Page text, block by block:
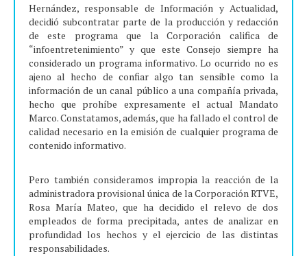
Hernández, responsable de Información y Actualidad,
decidió subcontratar parte de la producción y redacción
de este programa que la Corporación califica de
“infoentretenimiento” y que este Consejo siempre ha
considerado un programa informativo. Lo ocurrido no es
ajeno al hecho de confiar algo tan sensible como la
información de un canal público a una compañía privada,
hecho que prohíbe expresamente el actual Mandato
Marco. Constatamos, además, que ha fallado el control de
calidad necesario en la emisión de cualquier programa de
contenido informativo.
Pero también consideramos impropia la reacción de la
administradora provisional única de la Corporación RTVE,
Rosa María Mateo, que ha decidido el relevo de dos
empleados de forma precipitada, antes de analizar en
profundidad los hechos y el ejercicio de las distintas
responsabilidades.